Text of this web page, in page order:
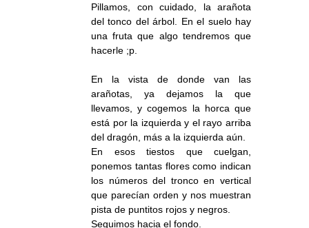
Pillamos, con cuidado, la arañota
del tonco del árbol. En el suelo hay
una fruta que algo tendremos que
hacerle ;p.
En la vista de donde van las
arañotas, ya dejamos la que
llevamos, y cogemos la horca que
está por la izquierda y el rayo arriba
del dragón, más a la izquierda aún.
En esos tiestos que cuelgan,
ponemos tantas flores como indican
los números del tronco en vertical
que parecían orden y nos muestran
pista de puntitos rojos y negros.
Seguimos hacia el fondo.